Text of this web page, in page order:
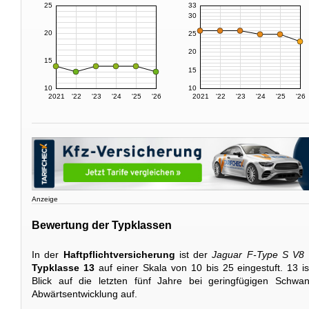
2021 '22 '23 '24 '25 '26
10
15
20
25
2021 '22 '23 '24 '25 '26
10
15
20
25
30
33
Anzeige
Bewertung der Typklassen
In der Haftpflichtversicherung ist derJaguar F-Type S V8
Typklasse 13auf einer Skala von 10 bis 25 eingestuft. 13
Blick auf die letzten fünf Jahre bei geringfügigen
Abwärtsentwicklung auf.